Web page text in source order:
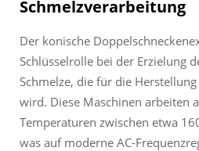
Schmelzverarbeitung
Der konische
Schlüsselrolle bei der Erzielung
Schmelze, die für die
wird. Diese Maschinen arbeiten
Temperaturen zwischen etwa
was auf moderne AC-